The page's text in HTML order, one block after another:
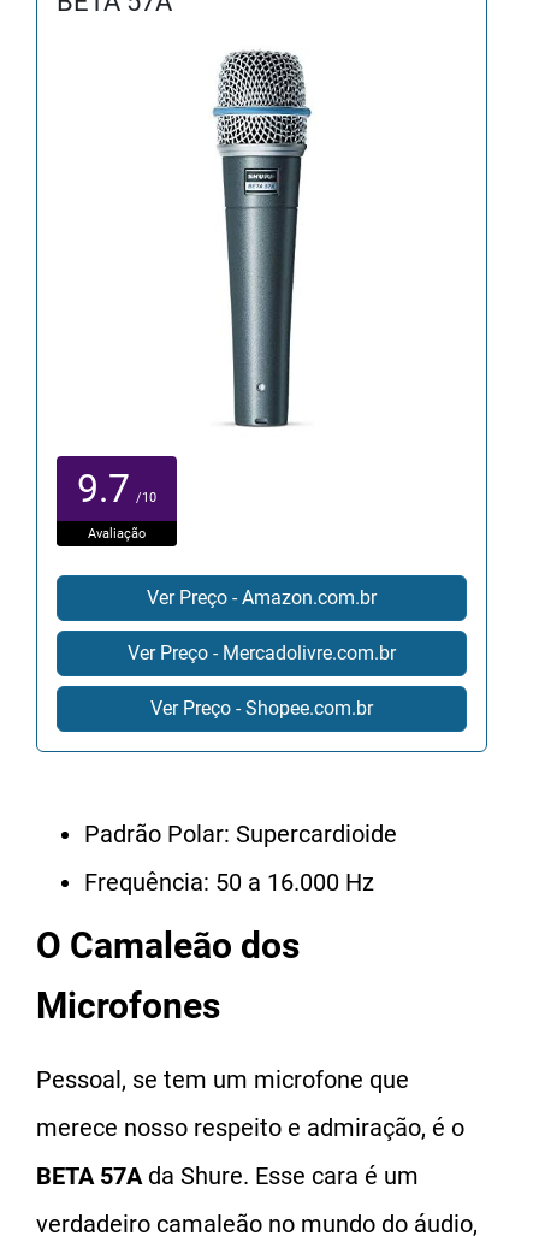
9.7 /10
Avaliação
Ver Preço - Amazon.com.br
Ver Preço - Mercadolivre.com.br
Ver Preço - Shopee.com.br
Padrão Polar: Supercardioide
Frequência: 50 a 16.000 Hz
O Camaleão dos
Microfones
Pessoal, se tem um microfone que
merece nosso respeito e admiração, é o
BETA 57Ada Shure. Esse cara é um
verdadeiro camaleão no mundo do áudio,